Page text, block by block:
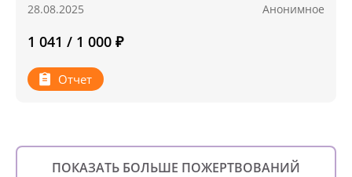
28.08.2025 Анонимное
1 041 / 1 000 ₽
Отчет
ПОКАЗАТЬ БОЛЬШЕ ПОЖЕРТВОВАНИЙ